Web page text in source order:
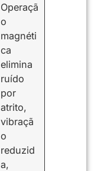
Operaçã
o
magnéti
ca
elimina
ruído
por
atrito,
vibraçã
o
reduzid
a,